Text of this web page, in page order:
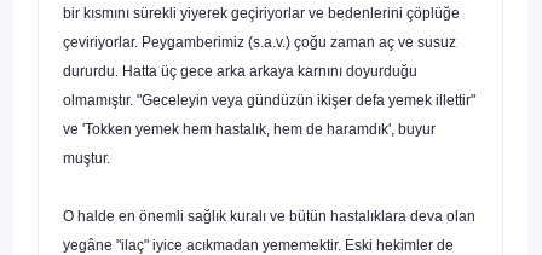
bir kıs­mını sürekli yiyerek geçiriyorlar ve bedenlerini çöplüğe
çeviriyorlar. Pey­gamberimiz (s.a.v.) çoğu zaman aç ve susuz
dururdu. Hatta üç gece arka ar­kaya karnını doyurduğu
olmamıştır. "Geceleyin veya gündüzün ikişer defa yemek illettir"
ve 'Tokken yemek hem hastalık, hem de haramdık', buyur
muştur.
O halde en önemli sağlık kuralı ve bütün hastalıklara deva olan
yegâne "ilaç" iyice acıkmadan yememektir. Eski hekimler de